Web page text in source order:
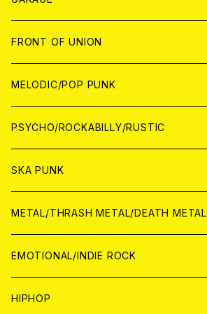
JAPAN
アナログ
CD
WORLD
アナログ
CD
FRONT OF UNION
MELODIC/POP PUNK
JAPAN
CD
ANALOG
WORLD
CD
ANALOG
PSYCHO/ROCKABILLY/RUSTIC
JAPAN
CD
ANALOG
WORLD
CD
ANALOG
SKA PUNK
JAPAN
CD
ANALOG
WORLD
CD
METAL/THRASH METAL/DEATH METAL
JAPAN
CD
WORLD
EMOTIONAL/INDIE ROCK
JAPAN
HIPHOP